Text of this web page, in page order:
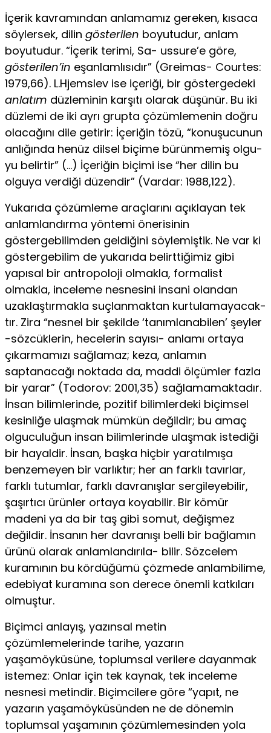
İçerik kavramından anlamamız gereken, kısaca
söylersek, dilin gösterilen boyutudur, anlam
boyutudur. “İçerik terimi, Sa- ussure’e göre,
gösterilen’in eşanlamlısıdır” (Greimas- Courtes:
1979,66). L.Hjemslev ise içeriği, bir göstergedeki
anlatım düzle­minin karşıtı olarak düşünür. Bu iki
düzlemi de iki ayrı grupta çözümlemenin doğru
olacağını dile getirir: İçeriğin tözü, “ko­nuşucunun
anlığında henüz dilsel biçime bürünmemiş olgu­
yu belirtir” (…) İçeriğin biçimi ise “her dilin bu
olguya verdi­ği düzendir” (Vardar: 1988,122).
Yukarıda çözümleme araçlarını açıklayan tek
anlamlandır­ma yöntemi önerisinin
göstergebilimden geldiğini söylemiştik. Ne var ki
göstergebilim de yukarıda belirttiğimiz gibi
yapısal bir antropoloji olmakla, formalist
olmakla, inceleme nesnesini insani olandan
uzaklaştırmakla suçlanmaktan kurtulamayacak­
tır. Zira “nesnel bir şekilde ‘tanımlanabilen’ şeyler
-sözcükle­rin, hecelerin sayısı- anlamı ortaya
çıkarmamızı sağlamaz; keza, anlamın
saptanacağı noktada da, maddi ölçümler fazla
bir ya­rar” (Todorov: 2001,35) sağlamamaktadır.
İnsan bilimlerinde, pozitif bilimlerdeki biçimsel
kesinliğe ulaşmak mümkün değildir; bu amaç
olguculuğun insan bilimlerinde ulaşmak istediği
bir hayaldir. İnsan, başka hiçbir yaratılmışa
benzemeyen bir varlıktır; her an farklı tavırlar,
farklı tutumlar, farklı davranış­lar sergileyebilir,
şaşırtıcı ürünler ortaya koyabilir. Bir kömür
madeni ya da bir taş gibi somut, değişmez
değildir. İnsanın her davranışı belli bir bağlamın
ürünü olarak anlamlandırıla- bilir. Sözcelem
kuramının bu kördüğümü çözmede anlambilime,
edebiyat kuramına son derece önemli katkıları
olmuştur.
Biçimci anlayış, yazınsal metin
çözümlemelerinde tarihe, ya­zarın
yaşamöyküsüne, toplumsal verilere dayanmak
istemez: Onlar için tek kaynak, tek inceleme
nesnesi metindir. Biçimcilere göre “yapıt, ne
yazarın yaşamöyküsünden ne de dönemin
toplumsal yaşamının çözümlemesinden yola